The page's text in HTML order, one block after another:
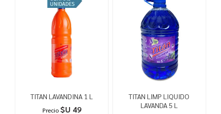
TITAN LAVANDINA 1 L
Precio $U 49
TITAN LIMP LIQUIDO
LAVANDA 5 L